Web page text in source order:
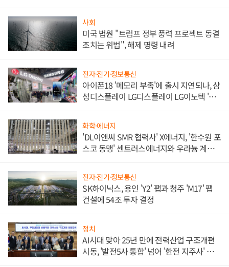
사회
미국 법원 "트럼프 정부 풍력 프로젝트 동결
조치는 위법", 해제 명령 내려
전자·전기·정보통신
아이폰18 '메모리 부족'에 출시 지연되나, 삼
성디스플레이 LG디스플레이 LG이노텍 '탈
화학·에너지
'DL이앤씨 SMR 협력사' X에너지, '한수원 포
스코 동맹' 센트러스에너지와 우라늄 계약
전자·전기·정보통신
SK하이닉스, 용인 'Y2' 팹과 청주 'M17' 팹
건설에 54조 투자 결정
정치
AI시대 맞아 25년 만에 전력산업 구조개편
시동, '발전5사 통합' 넘어 '한전 지주사' 재편